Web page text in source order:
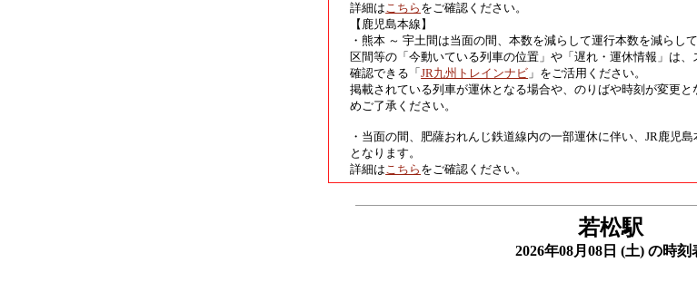
詳細はこちら をご確認ください。
【鹿児島本線】
・熊本 ～ 宇土間は当面の間、本数を減らして運行本数を減らし
区間等の「今動いている列車の位置」や「遅れ・運休情報」は
確認できる「JR九州トレインナビ 」をご活用ください。
掲載されている列車が運休となる場合や、のりばや時刻が変更
めご了承ください。
・当面の間、肥薩おれんじ鉄道線内の一部運休に伴い、JR鹿児
となります。
詳細はこちら をご確認ください。
若松駅
2026年08月08日 (土) の時刻